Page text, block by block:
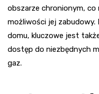
obszarze chronionym, co
możliwości jej zabudowy.
domu, kluczowe jest
dostęp do niezbędnych
gaz.